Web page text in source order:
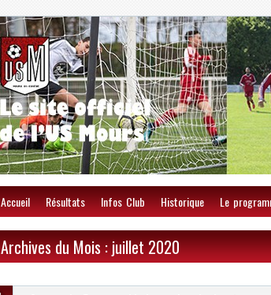
Accueil Résultats Infos Club Historique Le
Archives du Mois : juillet 2020